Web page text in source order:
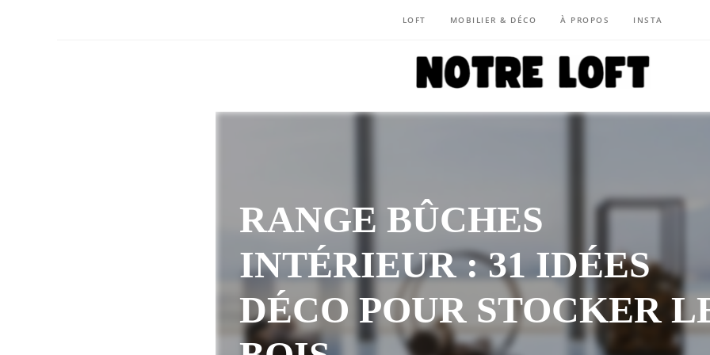
LOFT MOBILIER & DÉCO À PROPOS INSTA
RANGE BÛCHES
INTÉRIEUR : 31 IDÉES
DÉCO POUR STOCKER